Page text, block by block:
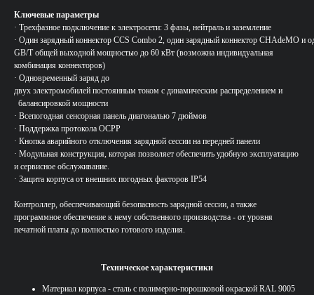
Ключевые параметры
· Трехфазное подключение к электросети: 3 фазы, нейтраль и заземление
· Один зарядный коннектор ССS Combo 2, один зарядный коннектор CHAdeMO и
GB/T общей выходной мощностью до 60 кВт (возможна индивидуальная
комбинация коннекторов)
· Одновременный заряд до
двух электромобилей постоянным током с динамическим распределением и
балансировкой мощности
· Всепогодная сенсорная панель диагональю 7 дюймов
· Поддержка протокола OCPP
· Кнопка аварийного отключения зарядной сессии на передней панели
· Модульная конструкция, которая позволяет обеспечить удобную эксплуатацию
и сервисное обслуживание.
· Защита корпуса от внешних погодных факторов IP54
Контроллер, обеспечивающий безопасность зарядной сессии, а также
программное обеспечение к нему собственного производства - от уровня
печатной платы до полностью готового изделия.
Техническое характеристики
Материал корпуса - сталь с полимерно-порошковой окраской RAL 9005